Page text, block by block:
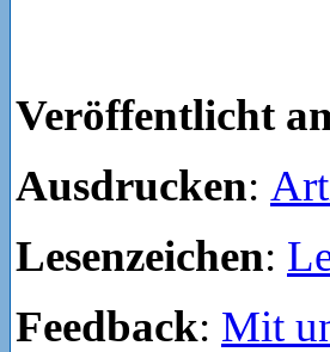
Veröffentlicht
Ausdrucken:
Lesenzeichen:
Feedback: Mit